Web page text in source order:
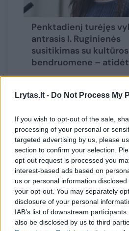
Lrytas.lt - Do Not Process My
If you wish to opt-out of the sale,
processing of your personal or
targeted advertising by us, please
section to confirm your selection.
opt-out request is processed you
interest-based ads based on
us or personal information
your opt-out. You may separately
disclosure of your personal
IAB’s list of downstream
also be disclosed by us to third
Penktadienį turėjęs
antrasis I. Ruginienės
susitikimas su kultūros
bendruomene –
„Posėdžiavusi LSDP
į visuomenėje ir kultūros
kilusias abejones dėl
Adomavičiaus darbo ir
Ministrui kėlėme didelius
natūralu, kad šiuo metu
veiklos“, – rašė Jonavos